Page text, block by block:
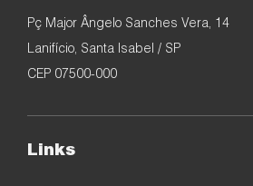
Pç Major Ângelo Sanches Vera, 14
Lanifício, Santa Isabel / SP
CEP 07500-000
Links